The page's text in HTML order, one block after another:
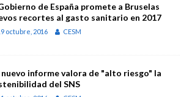
de España promete a Bruselas
recortes al gasto sanitario en 2017
octubre, 2016 CESM
nuevo informe valora de "alto riesgo" la
del SNS